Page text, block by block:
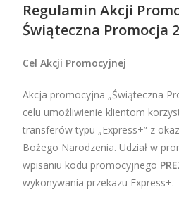
Regulamin Akcji
Świąteczna Promocja
Cel Akcji Promocyjnej
Akcja promocyjna „Świąteczna
celu umożliwienie klientom
transferów typu „Express+” z
Bożego Narodzenia. Udział w
wpisaniu kodu promocyjnego
wykonywania przekazu Express+.